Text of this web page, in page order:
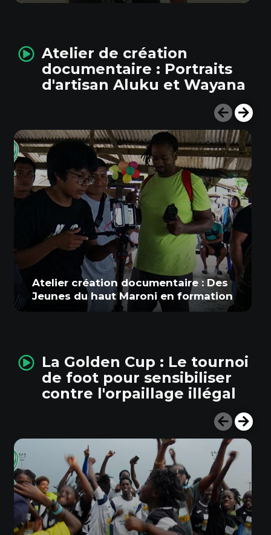
Atelier de création
documentaire : Portraits
d'artisan Aluku et Wayana
Atelier création documentaire : Des
Jeunes du haut Maroni en formation
La Golden Cup : Le tournoi
de foot pour sensibiliser
contre l'orpaillage illégal